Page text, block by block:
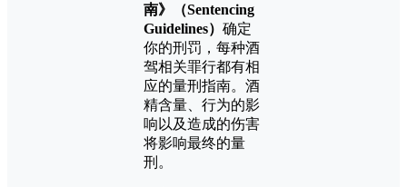
南》（Sentencing
Guidelines） 确定
你的刑罚，每种酒
驾相关罪行都有相
应的量刑指南。酒
精含量、行为的影
响以及造成的伤害
将影响最终的量
刑。